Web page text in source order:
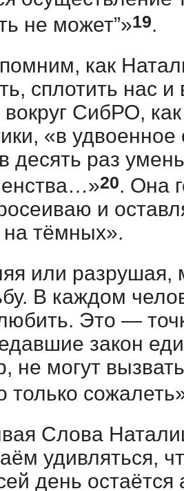
не может”»19.
как
сплотить нас
СибРО,
«в удвоенное
десять раз
20. Она
и
тёмных».
или разрушая,
В каждом
Это —
закон
не могут
только
Слова
удивляться,
день